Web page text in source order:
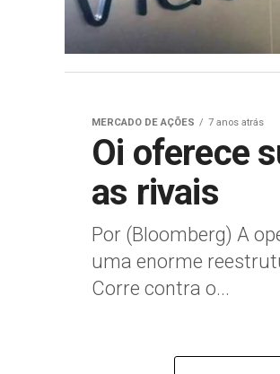
MERCADO DE AÇÕES 7 anos atrás
Oi oferece
as rivais
Por (Bloomberg) A
uma enorme
Corre contra o...